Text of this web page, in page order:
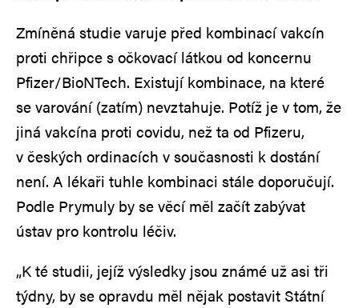
Zmíněná studie varuje před kombinací vakcín
proti chřipce s očkovací látkou od koncernu
Pfizer/BioNTech. Existují kombinace, na které
se varování (zatím) nevztahuje. Potíž je v tom, že
jiná vakcína proti covidu, než ta od Pfizeru,
v českých ordinacích v současnosti k dostání
není. A lékaři tuhle kombinaci stále doporučují.
Podle Prymuly by se věcí měl začít zabývat
ústav pro kontrolu léčiv.
„K té studii, jejíž výsledky jsou známé už asi tři
týdny, by se opravdu měl nějak postavit Státní